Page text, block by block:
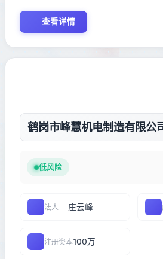
查看详情
鹤岗市峰慧机电制造有限公
低风险
法人 庄云峰
注册资本100万